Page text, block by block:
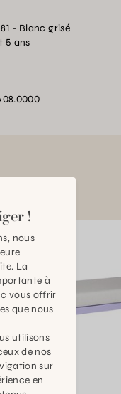
- Blanc grisé
5 ans
!
nous
La
à
vous offrir
que nous
utilisons
de nos
sur
en